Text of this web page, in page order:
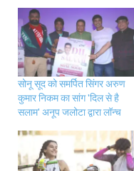
सोनू सूद को समर्पित सिंगर अरुण
कुमार निकम का सांग 'दिल से है
सलाम' अनूप जलोटा द्वारा लॉन्च